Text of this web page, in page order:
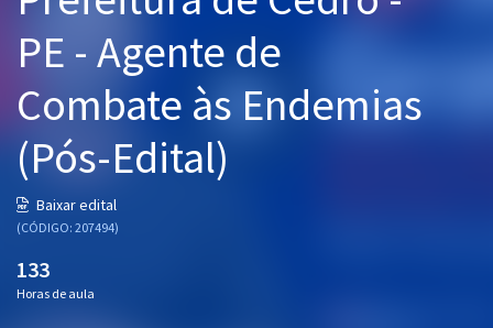
Graduação
OAB
Mentorias
Questões grátis
Conteúdo gratuito
PE - Agente de
Combate às Endemias
(Pós-Edital)
Baixar edital
(CÓDIGO: 207494)
133
Horas de aula